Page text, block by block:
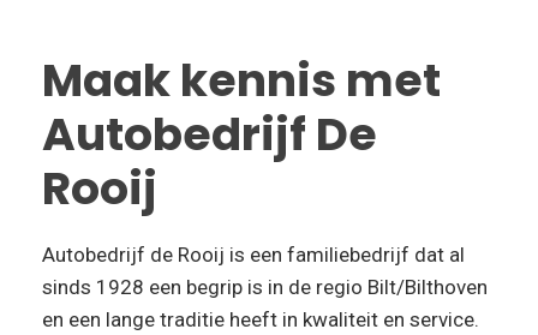
Maak kennis met
Autobedrijf De
Rooij
Autobedrijf de Rooij is een familiebedrijf dat al
sinds 1928 een begrip is in de regio Bilt/Bilthoven
en een lange traditie heeft in kwaliteit en service.